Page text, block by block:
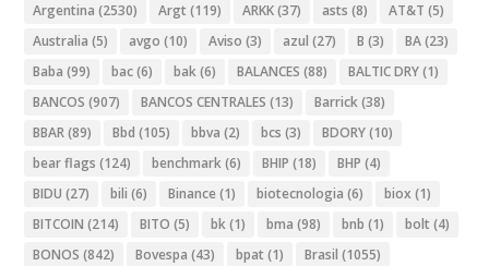
Argentina (2530) Argt (119) ARKK(37) asts (8) AT&T (5)
Australia (5) avgo (10) Aviso (3) azul (27) B (3) BA(23)
Baba (99) bac(6) bak(6) BALANCES (88) BALTIC DRY(1)
BANCOS (907) BANCOS CENTRALES (13) Barrick(38)
BBAR(89) Bbd (105) bbva (2) bcs (3) BDORY(10)
bear flags (124) benchmark(6) BHIP (18) BHP (4)
BIDU (27) bili (6) Binance (1) biotecnologia (6) biox (1)
BITCOIN (214) BITO (5) bk(1) bma (98) bnb (1) bolt (4)
BONOS (842) Bovespa (43) bpat (1) Brasil (1055)